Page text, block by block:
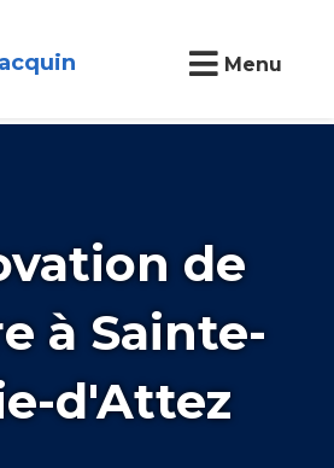
Menu
de
à Sainte-
d'Attez